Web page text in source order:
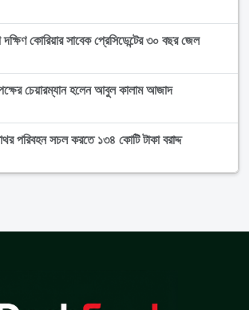
দক্ষিণ কোরিয়ার সাবেক প্রেসিডেন্টের ৩০ বছর জেল
চেয়ারম্যান হলেন আবুল কালাম আজাদ
পরিবহন সচল করতে ১৩৪ কোটি টাকা বরাদ্দ